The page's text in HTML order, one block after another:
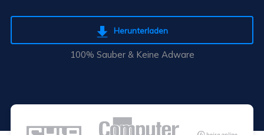
 Herunterladen
100% Sauber & Keine Adware